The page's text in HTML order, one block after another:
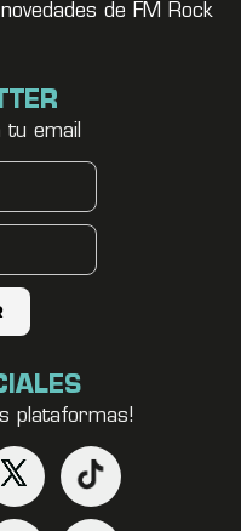
de FM Rock
tu email
plataformas!